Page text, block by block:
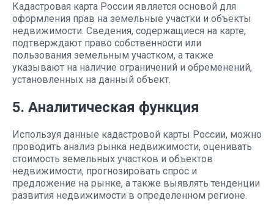
Кадастровая карта России является основой для
оформления прав на земельные участки и объекты
недвижимости. Сведения, содержащиеся на карте,
подтверждают право собственности или
пользования земельным участком, а также
указывают на наличие ограничений и обременений,
установленных на данный объект.
5. Аналитическая функция
Используя данные кадастровой карты России, можно
проводить анализ рынка недвижимости, оценивать
стоимость земельных участков и объектов
недвижимости, прогнозировать спрос и
предложение на рынке, а также выявлять тенденции
развития недвижимости в определенном регионе.